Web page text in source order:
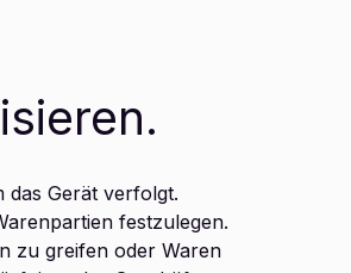
das Gerät verfolgt.
festzulegen.
zu greifen oder Waren